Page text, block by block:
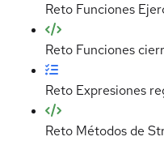
Reto Funciones
Reto Funciones
Reto Expresiones
Reto Métodos de